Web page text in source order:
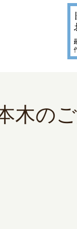
木の